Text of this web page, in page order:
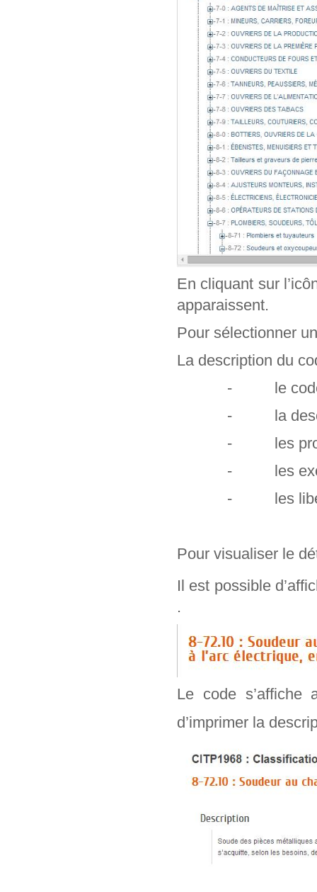
En cliquant sur
apparaissent.
Pour sélectionner
La description du
- le code
- la
- les
- les
- les
Pour visualiser le
Il est possible
.
Le code s’affiche
d’imprimer la